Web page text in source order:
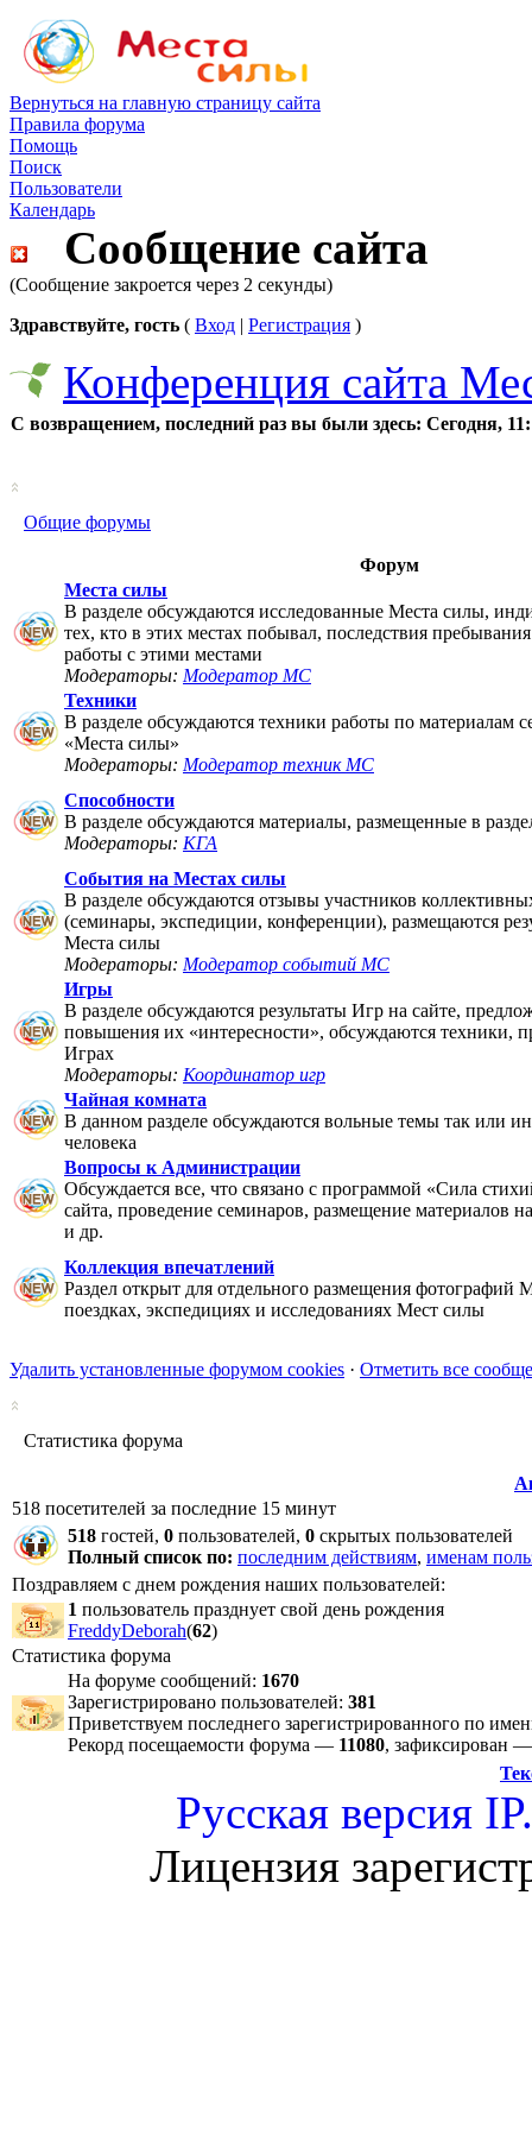
Вернуться на главную страницу сайта
Правила форума
Помощь
Поиск
Пользователи
Календарь
Сообщение сайта
(Сообщение закроется через 2 секунды)
Здравствуйте, гость ( Вход | Регистрация )
Конференция сайта
С возвращением, последний раз вы были здесь: Сегодня,
Общие форумы
Форум
Места силы
В разделе обсуждаются исследованные Места силы,
тех, кто в этих местах побывал, последствия
работы с этими местами
Модераторы: Модератор МС
Техники
В разделе обсуждаются техники работы по материалам
«Места силы»
Модераторы: Модератор техник МС
Способности
В разделе обсуждаются материалы, размещенные в
Модераторы: КГА
События на Местах силы
В разделе обсуждаются отзывы участников
(семинары, экспедиции, конференции), размещаются
Места силы
Модераторы: Модератор событий МС
Игры
В разделе обсуждаются результаты Игр на сайте,
повышения их «интересности», обсуждаются техники,
Играх
Модераторы: Координатор игр
Чайная комната
В данном разделе обсуждаются вольные темы так или
человека
Вопросы к Администрации
Обсуждается все, что связано с программой «Сила
сайта, проведение семинаров, размещение материалов
и др.
Коллекция впечатлений
Раздел открыт для отдельного размещения фотографий
поездках, экспедициях и исследованиях Мест силы
Удалить установленные форумом cookies · Отметить все
Статистика форума
518 посетителей за последние 15 минут
518 гостей, 0 пользователей, 0 скрытых пользователей
Полный список по: последним действиям, именам
Поздравляем с днем рождения наших пользователей:
1 пользователь празднует свой день рождения
FreddyDeborah(62)
Статистика форума
На форуме сообщений: 1670
Зарегистрировано пользователей: 381
Приветствуем последнего зарегистрированного по
Рекорд посещаемости форума — 11080, зафиксирован
Русская версия
Лицензия